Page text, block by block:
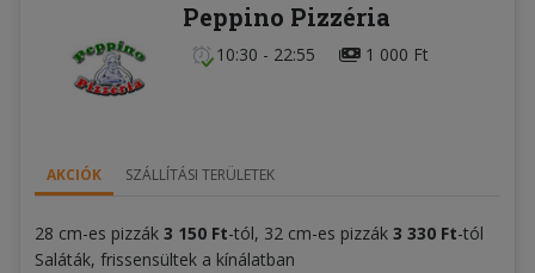
Peppino Pizzéria
10:30 - 22:55 1 000 Ft
AKCIÓK SZÁLLÍTÁSI TERÜLETEK
28 cm-es pizzák 3 150 Ft-tól, 32 cm-es pizzák 3 330 Ft-tól
Saláták, frissensültek a kínálatban